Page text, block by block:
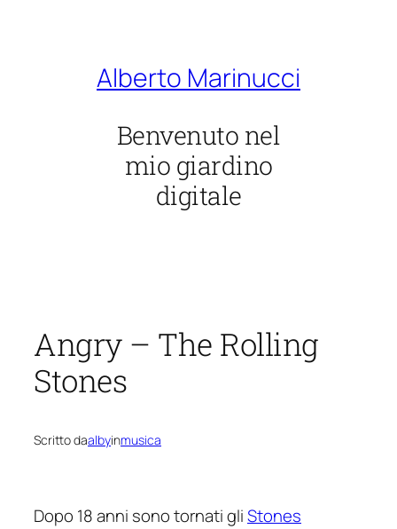
Alberto Marinucci
Benvenuto nel
mio giardino
digitale
Angry – The Rolling
Stones
Scritto daalbyinmusica
Dopo 18 anni sono tornati gliStones